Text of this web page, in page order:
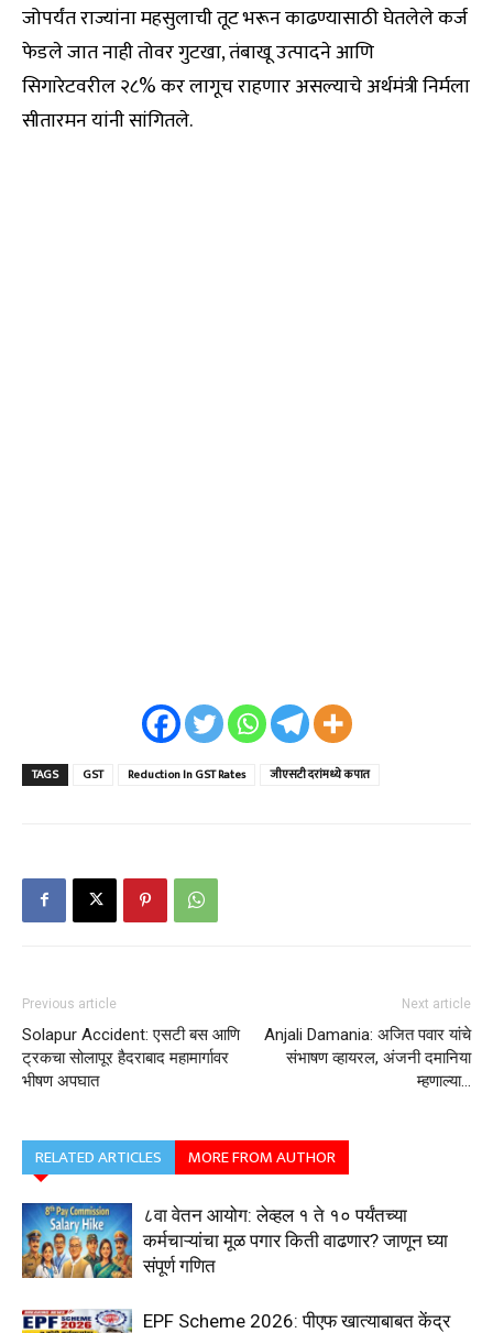
जोपर्यंत राज्यांना महसुलाची तूट भरून काढण्यासाठी घेतलेले कर्ज
फेडले जात नाही तोवर गुटखा, तंबाखू उत्पादने आणि
सिगारेटवरील २८% कर लागूच राहणार असल्याचे अर्थमंत्री निर्मला
सीतारमन यांनी सांगितले.
TAGS GST Reduction In GST Rates जीएसटी दरांमध्ये कपात
Previous article
Solapur Accident: एसटी बस आणि
ट्रकचा सोलापूर हैदराबाद महामार्गावर
भीषण अपघात
Next article
Anjali Damania: अजित पवार यांचे
संभाषण व्हायरल, अंजनी दमानिया
म्हणाल्या…
RELATED ARTICLES MORE FROM AUTHOR
८वा वेतन आयोग: लेव्हल १ ते १० पर्यंतच्या
कर्मचाऱ्यांचा मूळ पगार किती वाढणार? जाणून घ्या
संपूर्ण गणित
EPF Scheme 2026: पीएफ खात्याबाबत केंद्र